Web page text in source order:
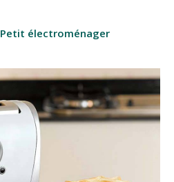
Petit électroménager